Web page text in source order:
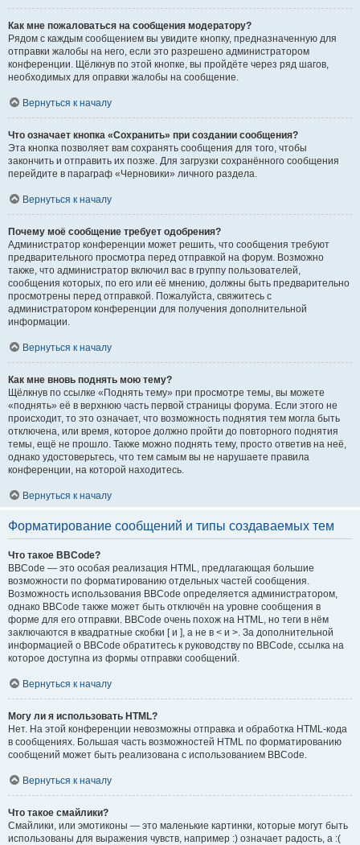
Как мне пожаловаться на сообщения модератору?
Рядом с каждым сообщением вы увидите кнопку, предназначенную для
отправки жалобы на него, если это разрешено администратором
конференции. Щёлкнув по этой кнопке, вы пройдёте через ряд шагов,
необходимых для оправки жалобы на сообщение.
Вернуться к началу
Что означает кнопка «Сохранить» при создании сообщения?
Эта кнопка позволяет вам сохранять сообщения для того, чтобы
закончить и отправить их позже. Для загрузки сохранённого сообщения
перейдите в параграф «Черновики» личного раздела.
Вернуться к началу
Почему моё сообщение требует одобрения?
Администратор конференции может решить, что сообщения требуют
предварительного просмотра перед отправкой на форум. Возможно
также, что администратор включил вас в группу пользователей,
сообщения которых, по его или её мнению, должны быть предварительно
просмотрены перед отправкой. Пожалуйста, свяжитесь с
администратором конференции для получения дополнительной
информации.
Вернуться к началу
Как мне вновь поднять мою тему?
Щёлкнув по ссылке «Поднять тему» при просмотре темы, вы можете
«поднять» её в верхнюю часть первой страницы форума. Если этого не
происходит, то это означает, что возможность поднятия тем могла быть
отключена, или время, которое должно пройти до повторного поднятия
темы, ещё не прошло. Также можно поднять тему, просто ответив на неё,
однако удостоверьтесь, что тем самым вы не нарушаете правила
конференции, на которой находитесь.
Вернуться к началу
Форматирование сообщений и типы создаваемых тем
Что такое BBCode?
BBCode — это особая реализация HTML, предлагающая большие
возможности по форматированию отдельных частей сообщения.
Возможность использования BBCode определяется администратором,
однако BBCode также может быть отключён на уровне сообщения в
форме для его отправки. BBCode очень похож на HTML, но теги в нём
заключаются в квадратные скобки [ и ], а не в < и >. За дополнительной
информацией о BBCode обратитесь к руководству по BBCode, ссылка на
которое доступна из формы отправки сообщений.
Вернуться к началу
Могу ли я использовать HTML?
Нет. На этой конференции невозможны отправка и обработка HTML-кода
в сообщениях. Большая часть возможностей HTML по форматированию
сообщений может быть реализована с использованием BBCode.
Вернуться к началу
Что такое смайлики?
Смайлики, или эмотиконы — это маленькие картинки, которые могут быть
использованы для выражения чувств, например :) означает радость, а :(